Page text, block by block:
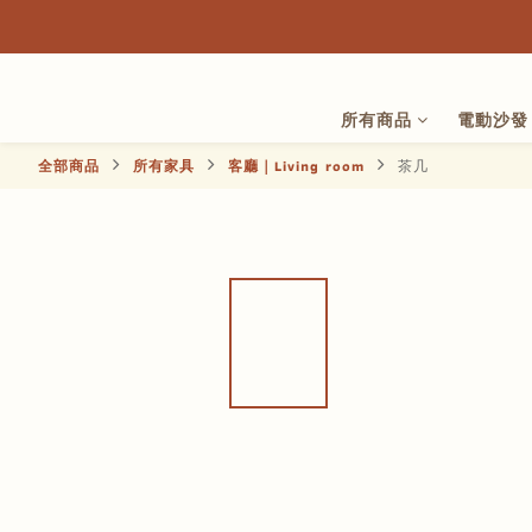
所有商品 電動沙
全部商品 所有家具 客廳｜Living room 茶几